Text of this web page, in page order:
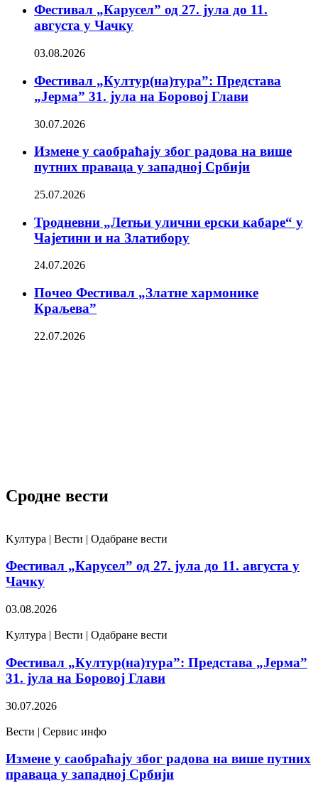
Фестивал „Карусел” од 27. јула до 11.
августа у Чачку
03.08.2026
Фестивал „Култур(на)тура”: Представа
„Јерма” 31. јула на Боровој Глави
30.07.2026
Измене у саобраћају због радова на више
путних праваца у западној Србији
25.07.2026
Тродневни „Летњи улични ерски кабаре“ у
Чајетини и на Златибору
24.07.2026
Почео Фестивал „Златне хармонике
Краљева”
22.07.2026
Сродне вести
Kултура | Вести | Одабране вести
Фестивал „Карусел” од 27. јула до 11. августа у
Чачку
03.08.2026
Kултура | Вести | Одабране вести
Фестивал „Култур(на)тура”: Представа „Јерма”
31. јула на Боровој Глави
30.07.2026
Вести | Сервис инфо
Измене у саобраћају због радова на више путних
праваца у западној Србији